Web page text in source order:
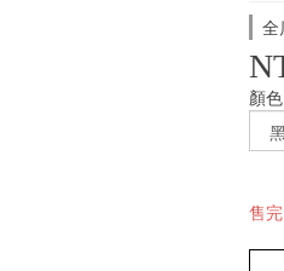
全
顏色
售完